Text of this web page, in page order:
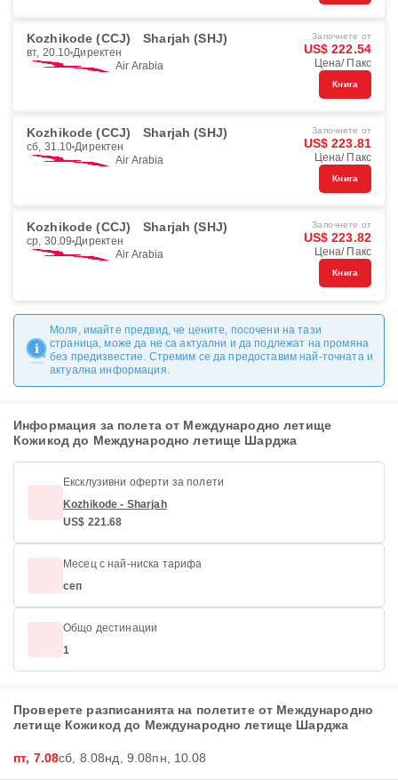
Kozhikode (CCJ) Sharjah (SHJ)
вт, 20.10 Директен
Air Arabia
Започнете от
US$ 222.54
Цена/ Пакс
Книга
Kozhikode (CCJ) Sharjah (SHJ)
сб, 31.10 Директен
Air Arabia
Започнете от
US$ 223.81
Цена/ Пакс
Книга
Kozhikode (CCJ) Sharjah (SHJ)
ср, 30.09 Директен
Air Arabia
Започнете от
US$ 223.82
Цена/ Пакс
Книга
Моля, имайте предвид, че цените, посочени на тази
страница, може да не са актуални и да подлежат на промяна
без предизвестие. Стремим се да предоставим най-точната и
актуална информация.
Информация за полета от Международно летище
Кожикод до Международно летище Шарджа
Ексклузивни оферти за полети
Kozhikode - Sharjah
US$ 221.68
Месец с най-ниска тарифа
сеп
Общо дестинации
1
Проверете разписанията на полетите от Международно
летище Кожикод до Международно летище Шарджа
пт, 7.08сб, 8.08нд, 9.08пн, 10.08